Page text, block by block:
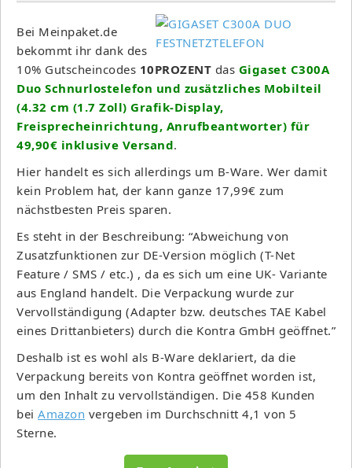
Bei Meinpaket.de
bekommt ihr dank des
10% Gutscheincodes 10PROZENT das Gigaset C300A
Duo Schnurlostelefon und zusätzliches Mobilteil
(4.32 cm (1.7 Zoll) Grafik-Display,
Freisprecheinrichtung, Anrufbeantworter) für
49,90€ inklusive Versand.
Hier handelt es sich allerdings um B-Ware. Wer damit
kein Problem hat, der kann ganze 17,99€ zum
nächstbesten Preis sparen.
Es steht in der Beschreibung: “Abweichung von
Zusatzfunktionen zur DE-Version möglich (T-Net
Feature / SMS / etc.) , da es sich um eine UK- Variante
aus England handelt. Die Verpackung wurde zur
Vervollständigung (Adapter bzw. deutsches TAE Kabel
eines Drittanbieters) durch die Kontra GmbH geöffnet.”
Deshalb ist es wohl als B-Ware deklariert, da die
Verpackung bereits von Kontra geöffnet worden ist,
um den Inhalt zu vervollständigen. Die 458 Kunden
bei Amazon vergeben im Durchschnitt 4,1 von 5
Sterne.